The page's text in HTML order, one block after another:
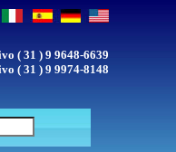
( 31 ) 9 9648-6639
( 31 ) 9 9974-8148